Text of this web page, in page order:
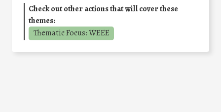
Check out other actions that will cover these
themes:
Thematic Focus: WEEE